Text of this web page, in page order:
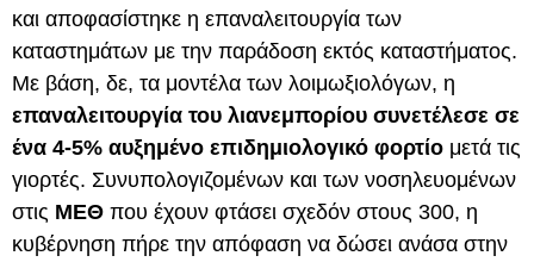
και αποφασίστηκε η επαναλειτουργία των
καταστημάτων με την παράδοση εκτός καταστήματος.
Με βάση, δε, τα μοντέλα των λοιμωξιολόγων, η
επαναλειτουργία του λιανεμπορίου συνετέλεσε σε
ένα 4-5% αυξημένο επιδημιολογικό φορτίο μετά τις
γιορτές. Συνυπολογιζομένων και των νοσηλευομένων
στις ΜΕΘ που έχουν φτάσει σχεδόν στους 300, η
κυβέρνηση πήρε την απόφαση να δώσει ανάσα στην